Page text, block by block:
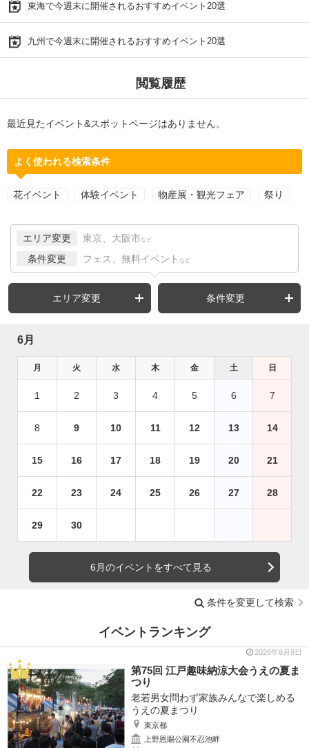
東海で今週末に開催されるおすすめイベント20選
九州で今週末に開催されるおすすめイベント20選
閲覧履歴
最近見たイベント&スポットページはありません。
よく使われる検索条件
花イベント 体験イベント 物産展・観光フェア 祭り
エリア変更 東京、大阪市 など
条件変更 フェス、無料イベント など
エリア変更 条件変更
6月
月 火 水 木 金 土 日
1 2 3 4 5 6 7
8 9 10 11 12 13 14
15 16 17 18 19 20 21
22 23 24 25 26 27 28
29 30
6月のイベントをすべて見る
条件を変更して検索
イベントランキング
2026年8月9日
第75回 江戸趣味納涼大会うえの夏ま
つり
老若男女問わず家族みんなで楽しめる
うえの夏まつり
東京都
上野恩賜公園不忍池畔